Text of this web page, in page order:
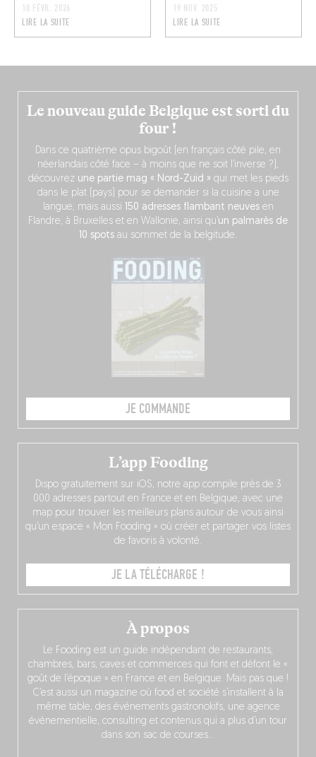
10 FÉVR. 2026
LIRE LA SUITE
19 NOV. 2025
LIRE LA SUITE
Le nouveau guide Belgique est sorti du
four !
Dans ce quatrième opus bigoût (en français côté pile, en
néerlandais côté face – à moins que ne soit l’inverse ?),
découvrez une partie mag « Nord-Zuid » qui met les pieds
dans le plat (pays) pour se demander si la cuisine a une
langue, mais aussi
150 adresses flambant neuvesen
Flandre, à Bruxelles et en Wallonie, ainsi qu’ un palmarès de
10 spots au sommet de la belgitude.
JE COMMANDE
À propos
Le Fooding est un guide indépendant de restaurants,
chambres, bars, caves et commerces qui font et défont le «
goût de l’époque » en France et en Belgique. Mais pas que !
C’est aussi un magazine où food et société s’installent à la
même table, des événements gastronokifs, une agence
événementielle, consulting et contenus qui a plus d’un tour
dans son sac de courses…
L’app Fooding
Dispo gratuitement sur iOS, notre app compile près de 3
000 adresses partout en France et en Belgique, avec une
map pour trouver les meilleurs plans autour de vous ainsi
qu’un espace « Mon Fooding » où créer et partager vos listes
de favoris à volonté.
JE LA TÉLÉCHARGE !